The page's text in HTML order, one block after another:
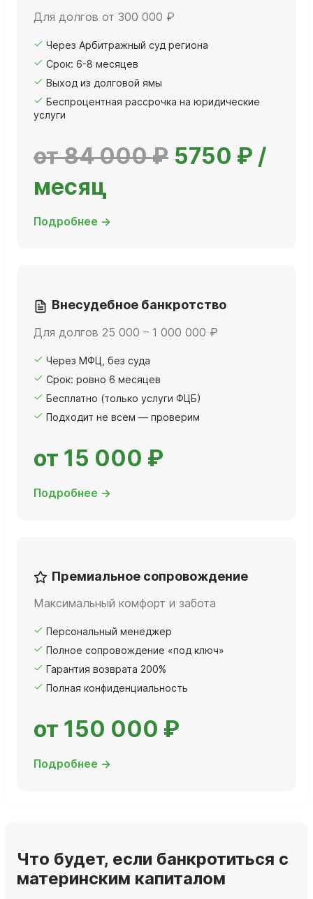
Для долгов от 300 000 ₽
Через Арбитражный суд региона
Срок: 6-8 месяцев
Выход из долговой ямы
Беспроцентная рассрочка на юридические
услуги
от 84 000 ₽ 5750 ₽ /
месяц
Подробнее →
Внесудебное банкротство
Для долгов 25 000 – 1 000 000 ₽
Через МФЦ, без суда
Срок: ровно 6 месяцев
Бесплатно (только услуги ФЦБ)
Подходит не всем — проверим
от 15 000 ₽
Подробнее →
Премиальное сопровождение
Максимальный комфорт и забота
Персональный менеджер
Полное сопровождение «под ключ»
Гарантия возврата 200%
Полная конфиденциальность
от 150 000 ₽
Подробнее →
Что будет, если банкротиться с
материнским капиталом